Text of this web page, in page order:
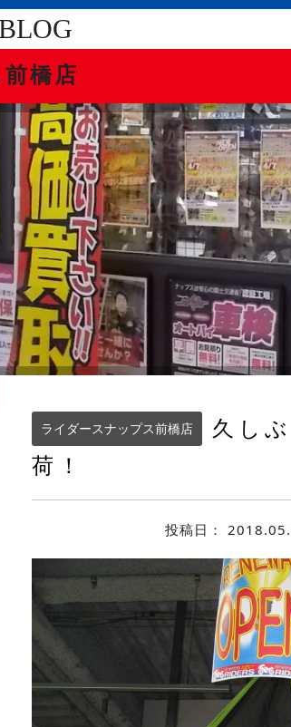
橋店
ライダースナップス前橋店
久し
荷！
投稿日：